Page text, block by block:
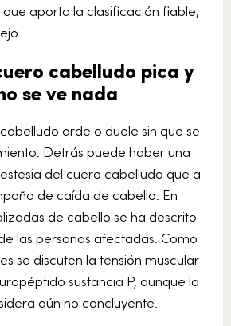
aporta la clasificación fiable,
cabelludo pica y
se ve nada
arde o duele sin que se
Detrás puede haber una
del cuero cabelludo que a
de caída de cabello. En
de cabello se ha descrito
las personas afectadas. Como
se discuten la tensión muscular
sustancia P, aunque la
aún no concluyente.